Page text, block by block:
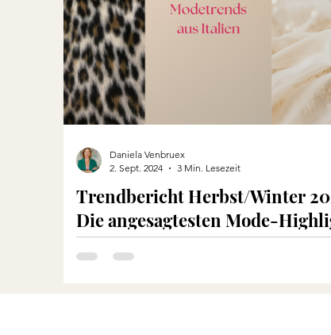
Trendbericht Herbst/Winter
Die angesagtesten Mode-
aus Italien
Daniela Venbruex
2. Sept. 2024
3 Min. Lesezeit